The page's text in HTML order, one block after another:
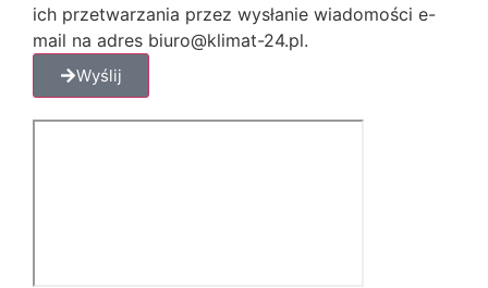
ich przetwarzania przez wysłanie wiadomości e-
mail na adres biuro@klimat-24.pl.
Wyślij